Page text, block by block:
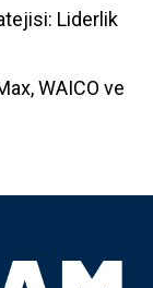
Liderlik
WAICO ve